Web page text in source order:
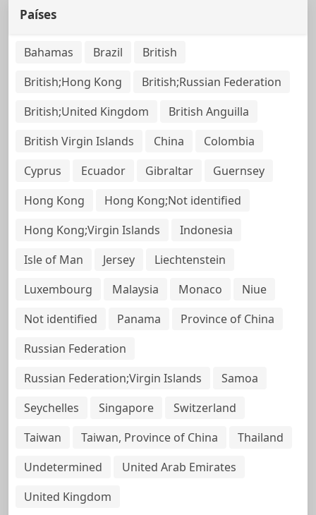
Países
Bahamas Brazil
British
British;Hong Kong
British;Russian Federation
British;United Kingdom
British Anguilla
British Virgin Islands
China
Colombia
Cyprus
Ecuador Gibraltar
Guernsey
Hong Kong
Hong Kong;Not identified
Hong Kong;Virgin Islands
Indonesia
Isle of Man
Jersey
Liechtenstein
Luxembourg
Malaysia Monaco
Niue
Not identified
Panama
Province of China
Russian Federation
Russian Federation;Virgin Islands
Samoa
Seychelles
Singapore
Switzerland
Taiwan
Taiwan, Province of China
Thailand
Undetermined
United Arab Emirates
United Kingdom